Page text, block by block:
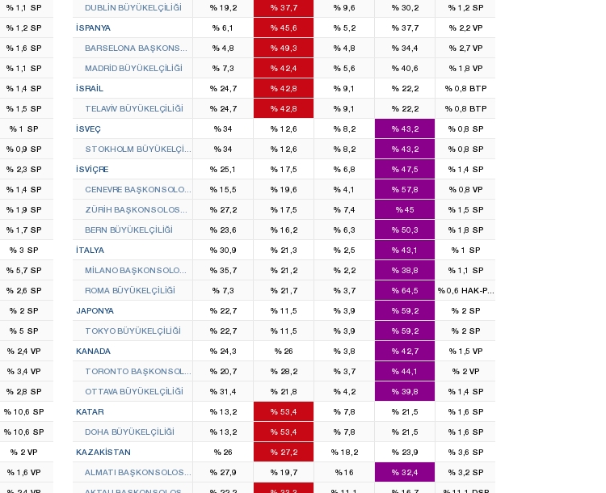
%1,1 SP
%1,2 SP
%1,6 SP
%1,1 SP
%1,4 SP
%1,5 SP
% 1 SP
%0,9 SP
%2,3 SP
%1,4 SP
%1,9 SP
%1,7 SP
% 3 SP
%5,7 SP
%2,6 SP
% 2 SP
% 5 SP
%2,4VP
%3,4VP
%2,8 SP
%10,6 SP
%10,6 SP
% 2 VP
%1,6VP
DUBLIN BÜYÜKELÇILIĞI % 19,2 % 37,7 % 9,6 % 30,2 %1,2 SP
İSPANYA % 6,1 % 45,6 % 5,2 % 37,7 %2,2VP
BARSELONA BAŞKONSOLOSLUĞU
% 4,8 % 49,3 % 4,8 % 34,4 %2,7VP
MADRID BÜYÜKELÇILIĞI % 7,3 % 42,4 % 5,6 % 40,6 %1,8VP
İSRAIL % 24,7 % 42,8 % 9,1 % 22,2 % 0,8 BTP
TELAVIV BÜYÜKELÇILIĞI % 24,7 % 42,8 % 9,1 % 22,2 % 0,8 BTP
İSVEÇ %34 % 12,6 % 8,2 % 43,2 %0,8 SP
STOKHOLM BÜYÜKELÇILIĞI %34 % 12,6 % 8,2 % 43,2 %0,8 SP
İSVIÇRE % 25,1 % 17,5 % 6,8 % 47,5 %1,4 SP
CENEVRE BAŞKONSOLOSLUĞU% 15,5 % 19,6 % 4,1 % 57,8 %0,8VP
ZÜRIH BAŞKONSOLOSLUĞU % 27,2 % 17,5 % 7,4 %45 %1,5 SP
BERN BÜYÜKELÇILIĞI % 23,6 % 16,2 % 6,3 % 50,3 %1,8 SP
İTALYA % 30,9 % 21,3 % 2,5 % 43,1 % 1 SP
MILANO BAŞKONSOLOSLUĞU % 35,7 % 21,2 % 2,2 % 38,8 %1,1 SP
ROMA BÜYÜKELÇILIĞI % 7,3 % 21,7 % 3,7 % 64,5 %0,6 HAK-PAR
JAPONYA % 22,7 % 11,5 % 3,9 % 59,2 % 2 SP
TOKYO BÜYÜKELÇILIĞI % 22,7 % 11,5 % 3,9 % 59,2 % 2 SP
KANADA % 24,3 %26 % 3,8 % 42,7 %1,5VP
TORONTO BAŞKONSOLOSLUĞU
% 20,7 % 28,2 % 3,7 % 44,1 % 2 VP
OTTAVA BÜYÜKELÇILIĞI % 31,4 % 21,8 % 4,2 % 39,8 %1,4 SP
KATAR % 13,2 % 53,4 % 7,8 % 21,5 %1,6 SP
DOHA BÜYÜKELÇILIĞI % 13,2 % 53,4 % 7,8 % 21,5 %1,6 SP
KAZAKISTAN %26 % 27,2 % 18,2 % 23,9 %3,6 SP
ALMATI BAŞKONSOLOSLUĞU % 27,9 % 19,7 %16 % 32,4 %3,2 SP